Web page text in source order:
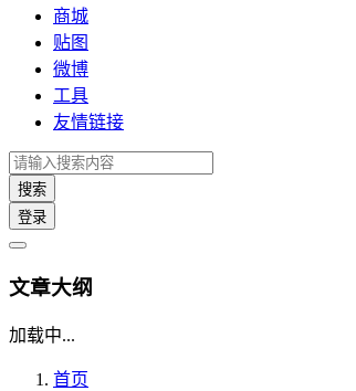
商城
贴图
微博
工具
友情链接
搜索
登录
文章大纲
加载中...
首页